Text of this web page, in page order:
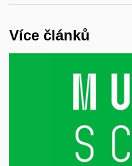
Více článků